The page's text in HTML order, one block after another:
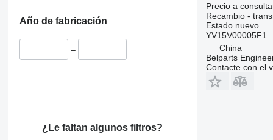
329
330
365
8045
8050
8080
Año de fabricación
–
¿Le faltan algunos filtros?
Precio a
Recambio -
Estadonuevo
YV15V00005F1
China
Belparts
Contacte con el